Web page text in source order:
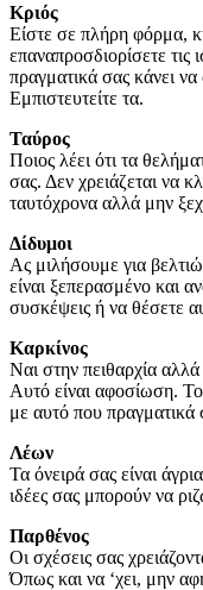
Κριός
Είστε σε πλήρη φόρμα,
επαναπροσδιορίσετε τις
πραγματικά σας κάνει
Εμπιστευτείτε τα.
Ταύρος
Ποιος λέει ότι τα
σας. Δεν χρειάζεται να
ταυτόχρονα αλλά μην
Δίδυμοι
Ας μιλήσουμε για
είναι ξεπερασμένο και
συσκέψεις ή να θέσετε
Καρκίνος
Ναι στην πειθαρχία
Αυτό είναι αφοσίωση.
με αυτό που πραγματικά
Λέων
Τα όνειρά σας είναι
ιδέες σας μπορούν να
Παρθένος
Οι σχέσεις σας
Όπως και να ‘χει, μην